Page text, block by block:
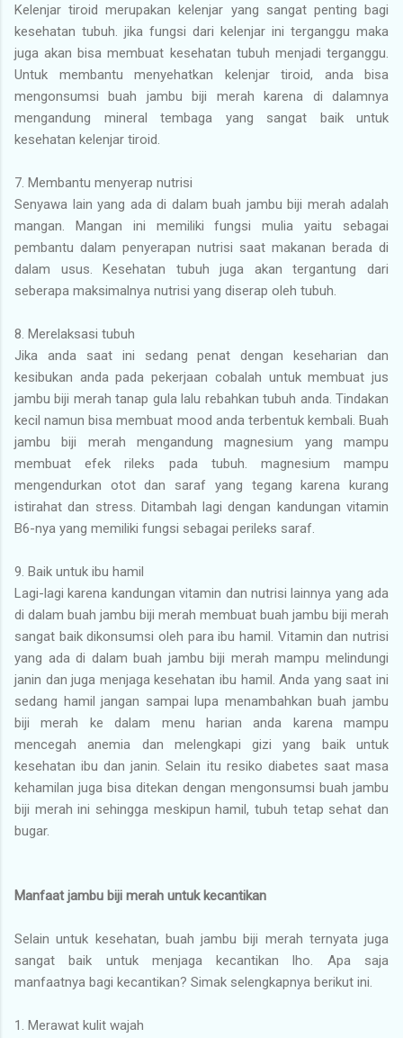
Kelenjar tiroid merupakan kelenjar yang sangat penting bagi
kesehatan tubuh. jika fungsi dari kelenjar ini terganggu maka
juga akan bisa membuat kesehatan tubuh menjadi terganggu.
Untuk membantu menyehatkan kelenjar tiroid, anda bisa
mengonsumsi buah jambu biji merah karena di dalamnya
mengandung mineral tembaga yang sangat baik untuk
kesehatan kelenjar tiroid.
7. Membantu menyerap nutrisi
Senyawa lain yang ada di dalam buah jambu biji merah adalah
mangan. Mangan ini memiliki fungsi mulia yaitu sebagai
pembantu dalam penyerapan nutrisi saat makanan berada di
dalam usus. Kesehatan tubuh juga akan tergantung dari
seberapa maksimalnya nutrisi yang diserap oleh tubuh.
8. Merelaksasi tubuh
Jika anda saat ini sedang penat dengan keseharian dan
kesibukan anda pada pekerjaan cobalah untuk membuat jus
jambu biji merah tanap gula lalu rebahkan tubuh anda. Tindakan
kecil namun bisa membuat mood anda terbentuk kembali. Buah
jambu biji merah mengandung magnesium yang mampu
membuat efek rileks pada tubuh. magnesium mampu
mengendurkan otot dan saraf yang tegang karena kurang
istirahat dan stress. Ditambah lagi dengan kandungan vitamin
B6-nya yang memiliki fungsi sebagai perileks saraf.
9. Baik untuk ibu hamil
Lagi-lagi karena kandungan vitamin dan nutrisi lainnya yang ada
di dalam buah jambu biji merah membuat buah jambu biji merah
sangat baik dikonsumsi oleh para ibu hamil. Vitamin dan nutrisi
yang ada di dalam buah jambu biji merah mampu melindungi
janin dan juga menjaga kesehatan ibu hamil. Anda yang saat ini
sedang hamil jangan sampai lupa menambahkan buah jambu
biji merah ke dalam menu harian anda karena mampu
mencegah anemia dan melengkapi gizi yang baik untuk
kesehatan ibu dan janin. Selain itu resiko diabetes saat masa
kehamilan juga bisa ditekan dengan mengonsumsi buah jambu
biji merah ini sehingga meskipun hamil, tubuh tetap sehat dan
bugar.
Manfaat jambu biji merah untuk kecantikan
Selain untuk kesehatan, buah jambu biji merah ternyata juga
sangat baik untuk menjaga kecantikan lho. Apa saja
manfaatnya bagi kecantikan? Simak selengkapnya berikut ini.
1. Merawat kulit wajah